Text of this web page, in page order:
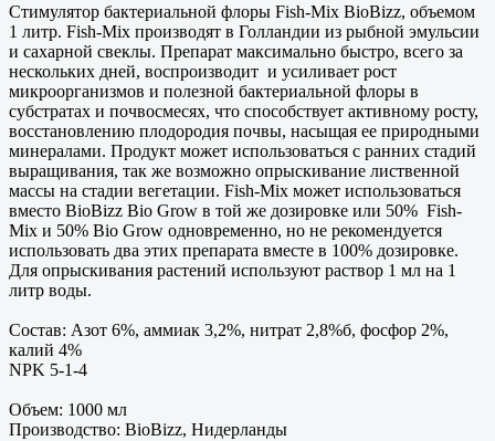
Стимулятор бактериальной флоры Fish-Mix BioBizz, объемом
1 литр. Fish-Mix производят в Голландии из рыбной эмульсии
и сахарной свеклы. Препарат максимально быстро, всего за
нескольких дней, воспроизводит и усиливает рост
микроорганизмов и полезной бактериальной флоры в
субстратах и почвосмесях, что способствует активному росту,
восстановлению плодородия почвы, насыщая ее природными
минералами. Продукт может использоваться с ранних стадий
выращивания, так же возможно опрыскивание лиственной
массы на стадии вегетации. Fish-Mix может использоваться
вместо BioBizz Bio Grow в той же дозировке или 50% Fish-
Mix и 50% Bio Grow одновременно, но не рекомендуется
использовать два этих препарата вместе в 100% дозировке.
Для опрыскивания растений используют раствор 1 мл на 1
литр воды.
Состав: Азот 6%, аммиак 3,2%, нитрат 2,8%б, фосфор 2%,
калий 4%
NPK 5-1-4
Объем: 1000 мл
Производство: BioBizz, Нидерланды